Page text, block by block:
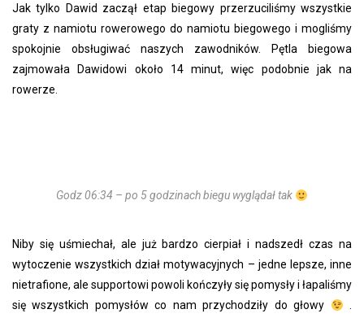
Jak tylko Dawid zaczął etap biegowy przerzuciliśmy wszystkie
graty z namiotu rowerowego do namiotu biegowego i mogliśmy
spokojnie obsługiwać naszych zawodników. Pętla biegowa
zajmowała Dawidowi około 14 minut, więc podobnie jak na
rowerze.
Godz 06:34 – po 5 godzinach biegu wyglądał tak
Niby się uśmiechał, ale już bardzo cierpiał i nadszedł czas na
wytoczenie wszystkich dział motywacyjnych – jedne lepsze, inne
nietrafione, ale supportowi powoli kończyły się pomysły i łapaliśmy
się wszystkich pomysłów co nam przychodziły do głowy
.